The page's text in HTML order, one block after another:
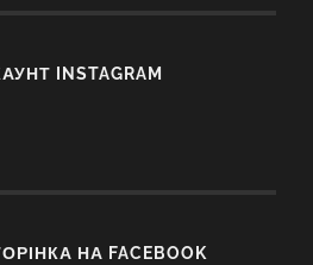
INSTAGRAM
НА FACEBOOK